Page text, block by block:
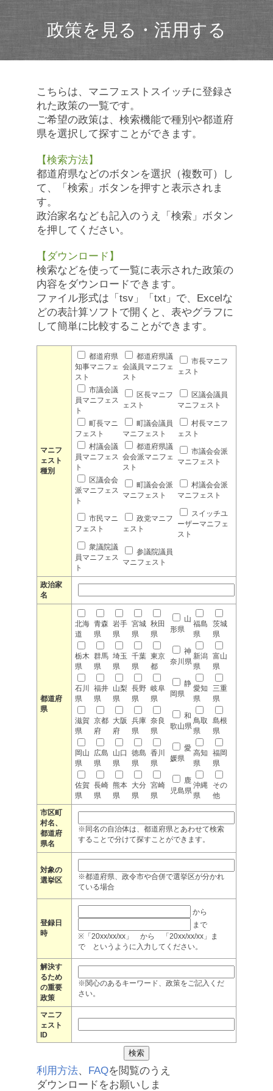
政策を見る・活用する
こちらは、マニフェストスイッチに登録さ
れた政策の一覧です。
ご希望の政策は、検索機能で種別や都道府
県を選択して探すことができます。
【検索方法】
都道府県などのボタンを選択（複数可）し
て、「検索」ボタンを押すと表示されま
す。
政治家名なども記入のうえ「検索」ボタン
を押してください。
【ダウンロード】
検索などを使って一覧に表示された政策の
内容をダウンロードできます。
ファイル形式は「tsv」「txt」で、Excelな
どの表計算ソフトで開くと、表やグラフに
して簡単に比較することができます。
マニフ
ェスト
種別
都道府県
知事マニフェ
スト
都道府県議
会議員マニフェ
スト
市長マニフ
ェスト
市議会議
員マニフェス
ト
区長マニフ
ェスト
区議会議員
マニフェスト
町長マニ
フェスト
町議会議員
マニフェスト
村長マニフ
ェスト
村議会議
員マニフェス
ト
都道府県議
会会派マニフェ
スト
市議会会派
マニフェスト
区議会会
派マニフェス
ト
町議会会派
マニフェスト
村議会会派
マニフェスト
市民マニ
フェスト
政党マニフ
ェスト
スイッチユ
ーザーマニフェ
スト
衆議院議
員マニフェス
ト
参議院議員
マニフェスト
政治家
名
都道府
県
北海
道
青森
県
岩手
県
宮城
県
秋田
県
山
形県
福島
県
茨城
県
栃木
県
群馬
県
埼玉
県
千葉
県
東京
都
神
奈川県
新潟
県
富山
県
石川
県
福井
県
山梨
県
長野
県
岐阜
県
静
岡県
愛知
県
三重
県
滋賀
県
京都
府
大阪
府
兵庫
県
奈良
県
和
歌山県
鳥取
県
島根
県
岡山
県
広島
県
山口
県
徳島
県
香川
県
愛
媛県
高知
県
福岡
県
佐賀
県
長崎
県
熊本
県
大分
県
宮崎
県
鹿
児島県
沖縄
県
その
他
市区町
村名、
都道府
県名
※同名の自治体は、都道府県とあわせて検索
することで分けて探すことができます。
対象の
選挙区
※都道府県、政令市や合併で選挙区が分かれ
ている場合
登録日
時
から
まで
※「20xx/xx/xx」 から 「20xx/xx/xx」ま
で というように入力してください。
解決す
るため
の重要
政策
※関心のあるキーワード、政策をご記入くだ
さい。
マニフ
ェスト
ID
利用方法、 FAQを閲覧のうえ
ダウンロードをお願いしま